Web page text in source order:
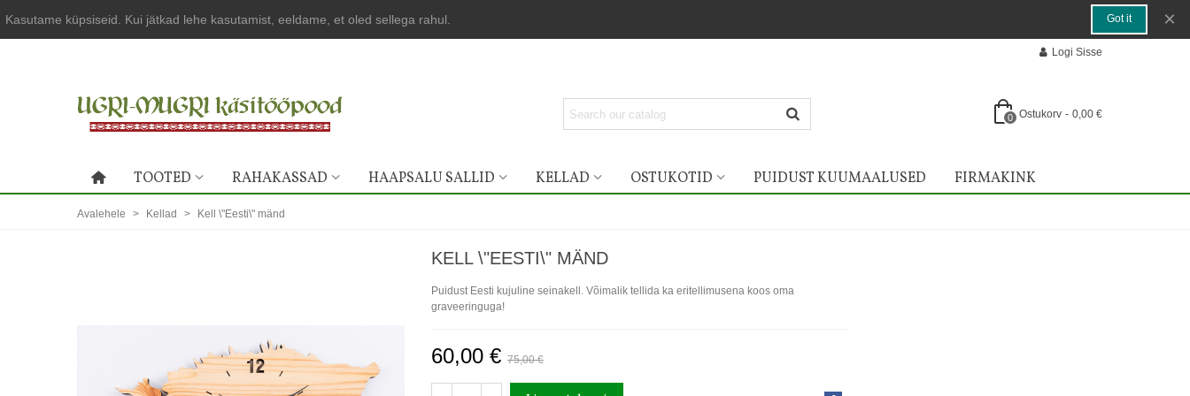
Kasutame küpsiseid. Kui jätkad lehe kasutamist, eeldame, et oled sellega rahul. Got it ×
Logi Sisse
0 Ostukorv - 0,00 €
TOOTED RAHAKASSAD HAAPSALU SALLID KELLAD OSTUKOTID PUIDUST KUUMAALUSED FIRMAKINK
Avalehele > Kellad > Kell \"Eesti\" mänd
KELL \"EESTI\" MÄND
Puidust Eesti kujuline seinakell. Võimalik tellida ka eritellimusena koos oma
graveeringuga!
60,00 € 75,00 €